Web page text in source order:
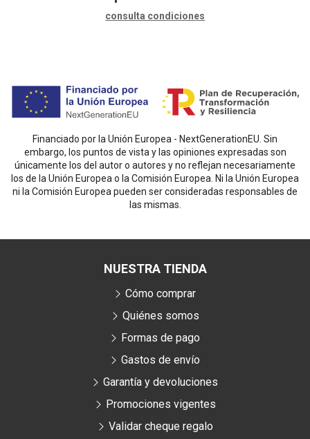
consulta condiciones
Financiado por la Unión Europea - NextGenerationEU. Sin
embargo, los puntos de vista y las opiniones expresadas son
únicamente los del autor o autores y no reflejan necesariamente
los de la Unión Europea o la Comisión Europea. Ni la Unión Europea
ni la Comisión Europea pueden ser consideradas responsables de
las mismas.
NUESTRA TIENDA
Cómo comprar
Quiénes somos
Formas de pago
Gastos de envío
Garantía y devoluciones
Promociones vigentes
Validar cheque regalo